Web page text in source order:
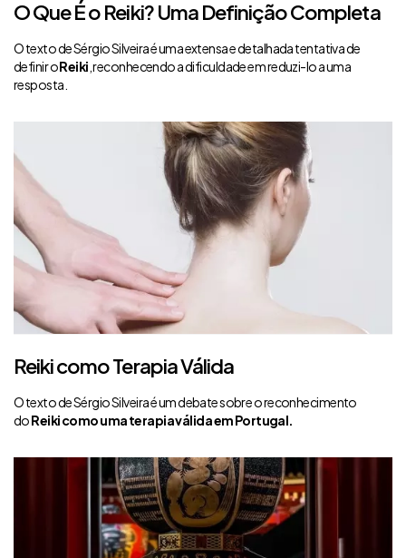
O Que É o Reiki? Uma Definição Completa
O texto de Sérgio Silveira é uma extensa e detalhada tentativa de
definir oReiki , reconhecendo a dificuldade em reduzi-lo a uma
resposta.
Reiki como Terapia Válida
O texto de Sérgio Silveira é um debate sobre o reconhecimento
doReiki como uma terapia válida em Portugal.